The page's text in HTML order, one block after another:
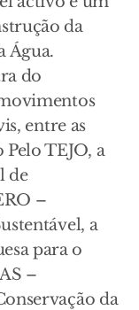
da
Água.
do
entre as
TEJO, a
de
–
a
para o
–
da